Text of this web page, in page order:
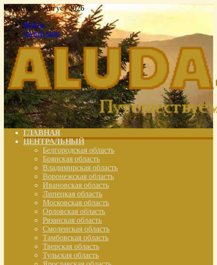
Суббота , 8 Август 2026
Войти
Switch skin
ГЛАВНАЯ
ЦЕНТРАЛЬНЫЙ
Белгородская область
Брянская область
Владимирская область
Воронежская область
Ивановская область
Липецкая область
Московская область
Орловская область
Рязанская область
Смоленская область
Тамбовская область
Тверская область
Тульская область